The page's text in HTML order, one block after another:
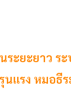
ระยะยาว ร
นแรง หมอธี